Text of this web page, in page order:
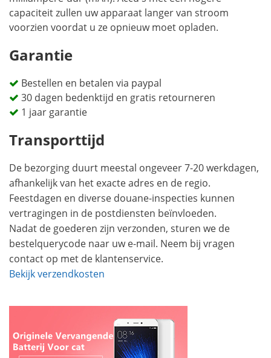
capaciteit zullen uw apparaat langer van stroom
voorzien voordat u ze opnieuw moet opladen.
Garantie
Bestellen en betalen via paypal
30 dagen bedenktijd en gratis retourneren
1 jaar garantie
Transporttijd
De bezorging duurt meestal ongeveer 7-20 werkdagen,
afhankelijk van het exacte adres en de regio.
Feestdagen en diverse douane-inspecties kunnen
vertragingen in de postdiensten beïnvloeden.
Nadat de goederen zijn verzonden, sturen we de
bestelquerycode naar uw e-mail. Neem bij vragen
contact op met de klantenservice.
Bekijk verzendkosten